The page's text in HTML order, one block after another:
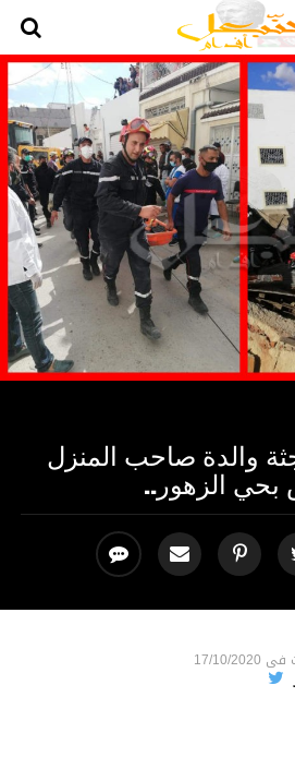
والدة صاحب المنزل
الزهور..
فى 17/10/2020